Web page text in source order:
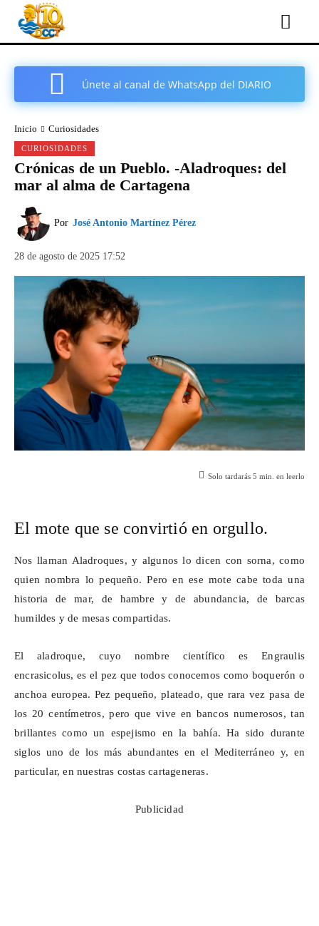
Únete al canal de WhatsApp del DIARIO
Inicio Curiosidades
CURIOSIDADES
Crónicas de un Pueblo. -Aladroques: del
mar al alma de Cartagena
Por José Antonio Martínez Pérez
28 de agosto de 2025 17:52
Solo tardarás 5 min. en leerlo
El mote que se convirtió en orgullo.
Nos llaman Aladroques, y algunos lo dicen con sorna, como
quien nombra lo pequeño. Pero en ese mote cabe toda una
historia de mar, de hambre y de abundancia, de barcas
humildes y de mesas compartidas.
El aladroque, cuyo nombre científico esEngraulis
encrasicolus, es el pez que todos conocemos como boquerón o
anchoa europea. Pez pequeño, plateado, que rara vez pasa de
los 20 centímetros, pero que vive en bancos numerosos, tan
brillantes como un espejismo en la bahía. Ha sido durante
siglos uno de los más abundantes en el Mediterráneo y, en
particular, en nuestras costas cartageneras.
Publicidad